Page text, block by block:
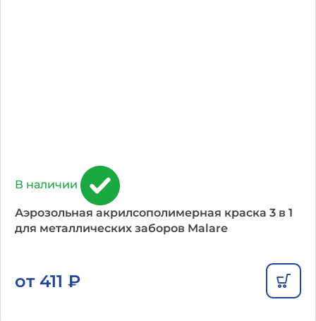
В наличии
Аэрозольная акрилсополимерная краска 3 в 1
для металлических заборов Malare
от 411 ₽